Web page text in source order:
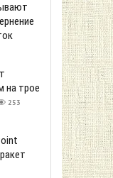
на трое
253